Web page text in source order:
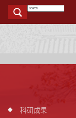
科研成果